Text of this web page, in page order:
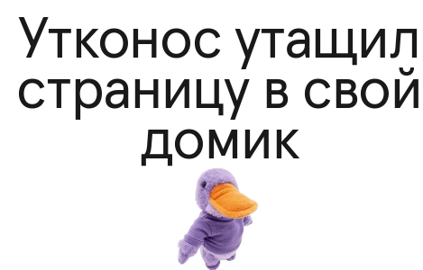
Утконос утащил
страницу в свой
домик